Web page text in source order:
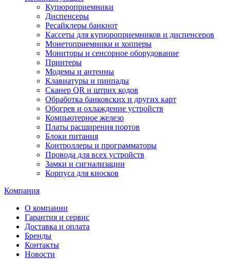
Купюроприемники
Диспенсеры
Ресайклеры банкнот
Кассеты для купюроприемников и диспенсеров
Монетоприемники и хопперы
Мониторы и сенсорное оборудование
Принтеры
Модемы и антенны
Клавиатуры и пинпады
Сканер QR и штрих кодов
Обработка банковских и других карт
Обогрев и охлаждение устройств
Компьютерное железо
Платы расширения портов
Блоки питания
Контроллеры и программаторы
Провода для всех устройств
Замки и сигнализации
Корпуса для киосков
Компания
О компании
Гарантия и сервис
Доставка и оплата
Бренды
Контакты
Новости